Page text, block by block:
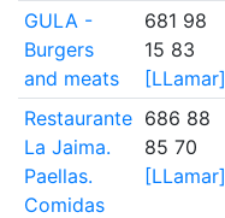
GULA -
Burgers
and meats
681 98
15 83
[LLamar]
Restaurante
La Jaima.
Paellas.
Comidas
686 88
85 70
[LLamar]